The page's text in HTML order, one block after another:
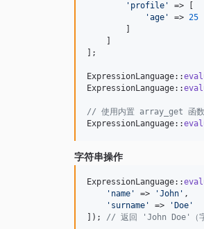
' profile '
=> [
'age ' => 25
];
ExpressionLanguage::
ExpressionLanguage::
// 使用内置 array_get 函数
ExpressionLanguage::
字符串操作
ExpressionLanguage::
' name ' => 'John ' ,
' surname ' => ' Doe '
]); // 返回 'John Doe'（字